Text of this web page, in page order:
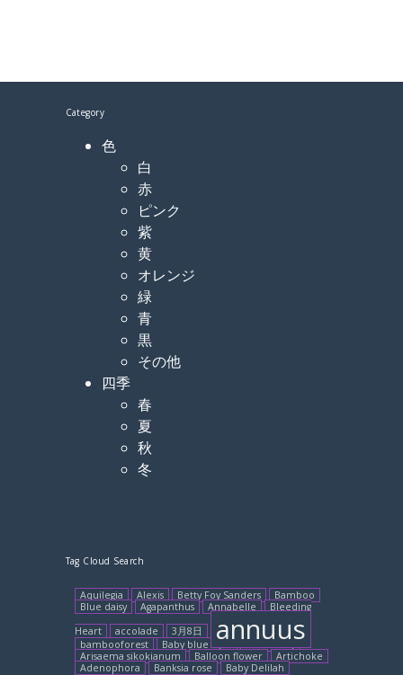
Category
色
白
赤
ピンク
紫
黄
オレンジ
緑
青
黒
その他
四季
春
夏
秋
冬
Tag Cloud Search
Aquilegia Alexis Betty Foy Sanders
Bamboo
Blue daisy
Agapanthus Annabelle
Bleeding
Heart
accolade 3月8日 annuus
bambooforest Baby blue eyes
Arisaema sikokianum
Balloon flower
Artichoke
Adenophora
Banksia rose Baby Delilah